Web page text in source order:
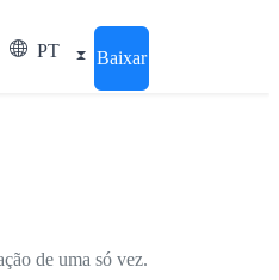
PT Baixar
de uma só vez.